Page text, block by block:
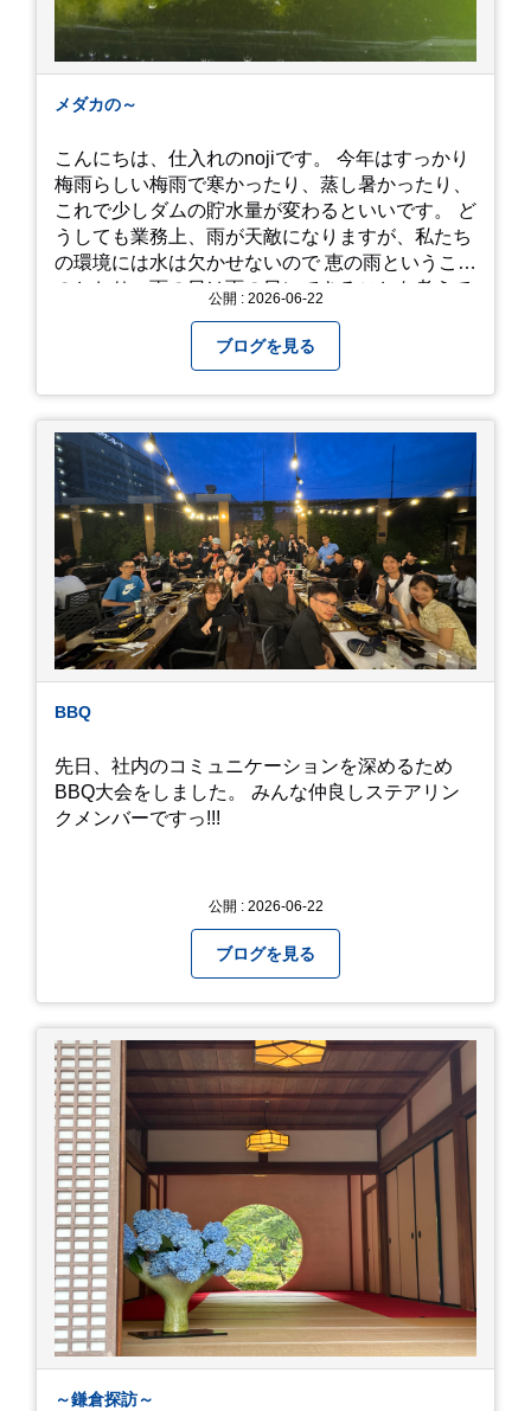
メダカの～
こんにちは、仕入れのnojiです。 今年はすっかり
梅雨らしい梅雨で寒かったり、蒸し暑かったり、
これで少しダムの貯水量が変わるといいです。 ど
うしても業務上、雨が天敵になりますが、私たち
の環境には水は欠かせないので 恵の雨というこば
のとおり、雨の日は雨の日にできることを考えて
になってしまいましたが、お家には代々10年以上
続く ヒメダカがいますが、そのメダカの池にはト
ンボが卵を産んで、ヤゴがいたり、変な虫が いた
りします。ヤゴはメダカを食べてしまうのでほん
とは別にしたいのですが、トンボに かえるところ
が見たくて飼ってみました。 が、途中までかえり
そうでしたが、だめなようでした。 秋にはたくさ
んのトンボが飛んでいますが、自然の中で成虫に
かえるというのは厳しいんだなと 実感しました。
私たち、生かされている以上、一所懸命何かをし
ないともったいないなと メダカのお池のトンボか
ら教えていただきました。
公開 : 2026-06-22
ブログを見る
BBQ
先日、社内のコミュニケーションを深めるため
BBQ大会をしました。 みんな仲良しステアリン
クメンバーですっ!!!
公開 : 2026-06-22
ブログを見る
～鎌倉探訪～